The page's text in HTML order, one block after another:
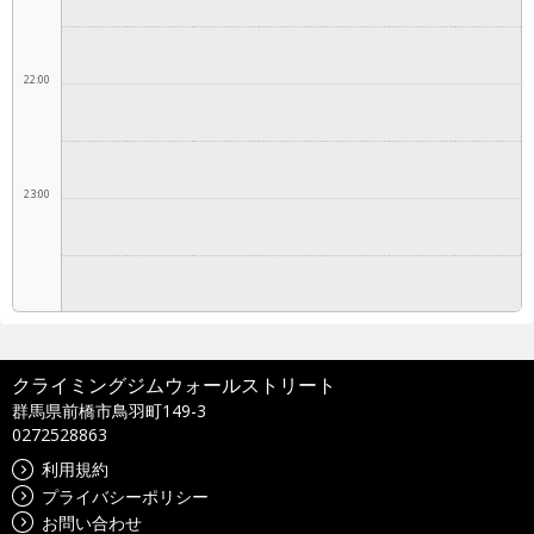
22:00
23:00
クライミングジムウォールストリート
群馬県前橋市鳥羽町149-3
0272528863
利用規約
プライバシーポリシー
お問い合わせ